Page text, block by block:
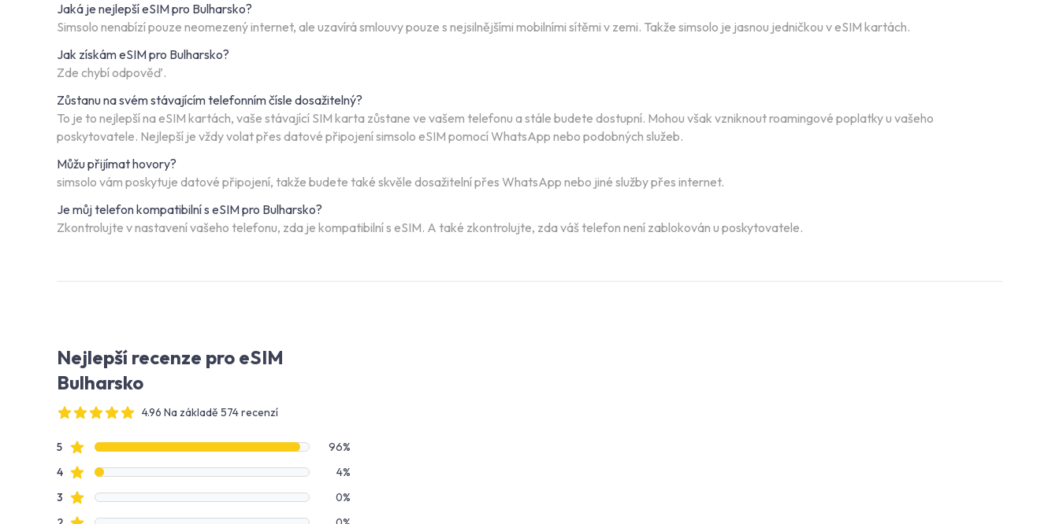
Jaká je nejlepší eSIM pro Bulharsko?
Simsolo nenabízí pouze neomezený internet, ale uzavírá smlouvy pouze s nejsilnějšími mobilními sítěmi v zemi. Takže simsolo je jasnou jedničkou v eSIM kartách.
Jak získám eSIM pro Bulharsko?
Zde chybí odpověď.
Zůstanu na svém stávajícím telefonním čísle dosažitelný?
To je to nejlepší na eSIM kartách, vaše stávající SIM karta zůstane ve vašem telefonu a stále budete dostupní. Mohou však vzniknout roamingové poplatky u vašeho
poskytovatele. Nejlepší je vždy volat přes datové připojení simsolo eSIM pomocí WhatsApp nebo podobných služeb.
Můžu přijímat hovory?
simsolo vám poskytuje datové připojení, takže budete také skvěle dosažitelní přes WhatsApp nebo jiné služby přes internet.
Je můj telefon kompatibilní s eSIM pro Bulharsko?
Zkontrolujte v nastavení vašeho telefonu, zda je kompatibilní s eSIM. A také zkontrolujte, zda váš telefon není zablokován u poskytovatele.
Nejlepší recenze pro eSIM
Bulharsko
4.96 Na základě 574 recenzí
Data recenzí
5Hodnocení hvězdami
96%
4Hodnocení hvězdami
4%
3 Hodnocení hvězdami
0%